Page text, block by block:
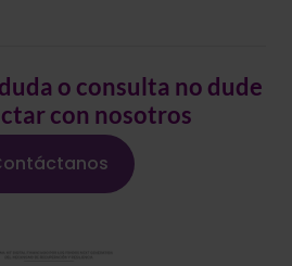
o consulta no dude
con nosotros